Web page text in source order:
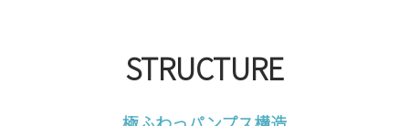
STRUCTURE